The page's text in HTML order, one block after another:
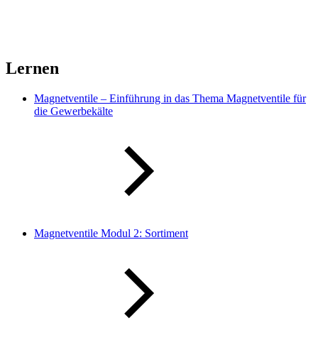
Lernen
Magnetventile – Einführung in das Thema Magnetventile für
die Gewerbekälte
Magnetventile Modul 2: Sortiment